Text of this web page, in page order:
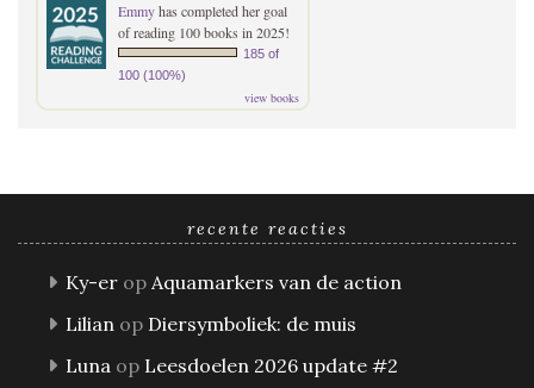
Emmyhas completed her goal
of reading 100 books in 2025!
185 of
100 (100%)
view books
recente reacties
Ky-er op Aquamarkers van de action
Lilian op Diersymboliek: de muis
Luna op Leesdoelen 2026 update #2